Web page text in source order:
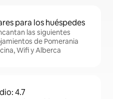
para los huéspedes
las siguientes
de Pomerania
Wifi y Alberca
4.7